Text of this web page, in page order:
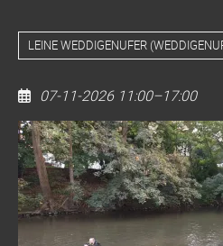
LEINE WEDDIGENUFER (
07-11-2026 11:00–17:00
Dive
Clean
Up
Leine
/